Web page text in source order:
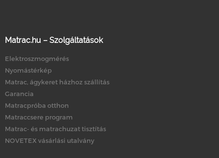
Matrac.hu – Szolgáltatások
Elektroszmogmérés
Nyomástérkép
Matrac, ágykeret házhoz szállítás
Garancia
Matracpróba otthon
Matraccsere program
Matrac- és matrachuzat tisztítás
NOVETEX vásárlási utalvány